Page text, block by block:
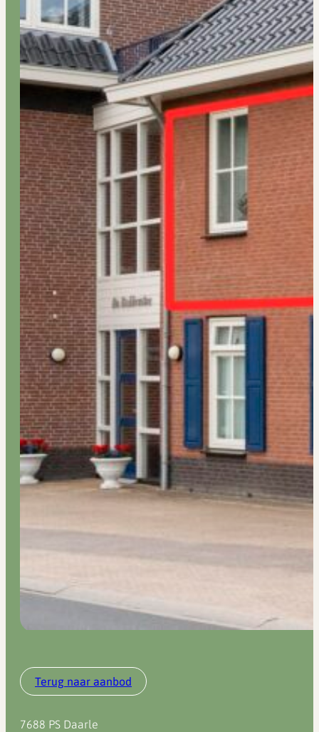
Terug naar aanbod
7688 PS Daarle